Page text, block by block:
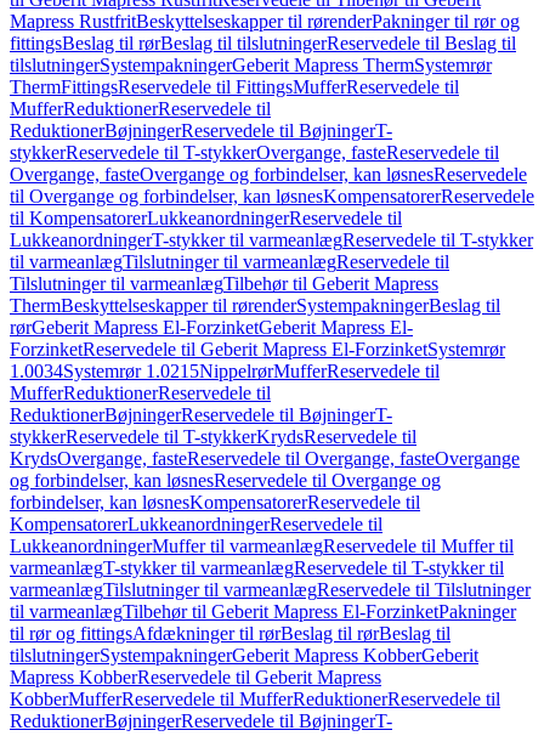
Mapress RustfritBeskyttelseskapper til rørenderPakninger til rør og
fittingsBeslag til rørBeslag til tilslutningerReservedele til Beslag til
tilslutningerSystempakningerGeberit Mapress ThermSystemrør
ThermFittingsReservedele til FittingsMufferReservedele til
MufferReduktionerReservedele til
ReduktionerBøjningerReservedele til BøjningerT-
stykkerReservedele til T-stykkerOvergange, fasteReservedele til
Overgange, fasteOvergange og forbindelser, kan løsnesReservedele
til Overgange og forbindelser, kan løsnesKompensatorerReservedele
til KompensatorerLukkeanordningerReservedele til
LukkeanordningerT-stykker til varmeanlægReservedele til T-stykker
til varmeanlægTilslutninger til varmeanlægReservedele til
Tilslutninger til varmeanlægTilbehør til Geberit Mapress
ThermBeskyttelseskapper til rørenderSystempakningerBeslag til
rørGeberit Mapress El-ForzinketGeberit Mapress El-
ForzinketReservedele til Geberit Mapress El-ForzinketSystemrør
1.0034Systemrør 1.0215NippelrørMufferReservedele til
MufferReduktionerReservedele til
ReduktionerBøjningerReservedele til BøjningerT-
stykkerReservedele til T-stykkerKrydsReservedele til
KrydsOvergange, fasteReservedele til Overgange, fasteOvergange
og forbindelser, kan løsnesReservedele til Overgange og
forbindelser, kan løsnesKompensatorerReservedele til
KompensatorerLukkeanordningerReservedele til
LukkeanordningerMuffer til varmeanlægReservedele til Muffer til
varmeanlægT-stykker til varmeanlægReservedele til T-stykker til
varmeanlægTilslutninger til varmeanlægReservedele til Tilslutninger
til varmeanlægTilbehør til Geberit Mapress El-ForzinketPakninger
til rør og fittingsAfdækninger til rørBeslag til rørBeslag til
tilslutningerSystempakningerGeberit Mapress KobberGeberit
Mapress KobberReservedele til Geberit Mapress
KobberMufferReservedele til MufferReduktionerReservedele til
ReduktionerBøjningerReservedele til BøjningerT-